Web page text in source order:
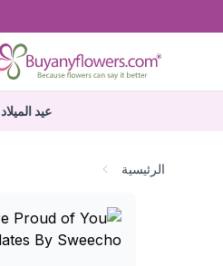
عيد الميلاد
الرئيسية